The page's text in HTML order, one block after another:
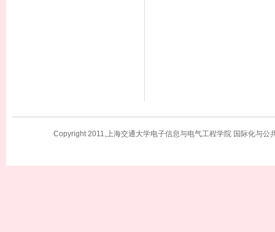
Copyright 2011,上海交通大学电子信息与电气工程学院 国际化与公